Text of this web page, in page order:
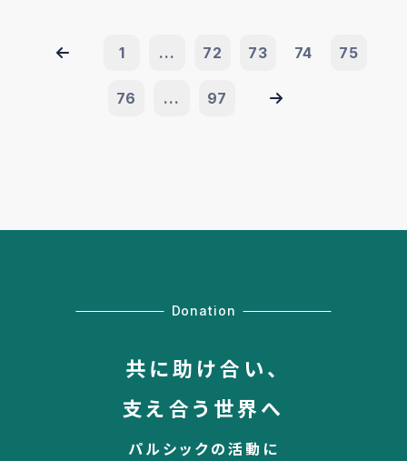
1 ... 72 73 74 75
76 ... 97
Donation
共に助け合い、
支え合う世界へ
パルシックの活動に